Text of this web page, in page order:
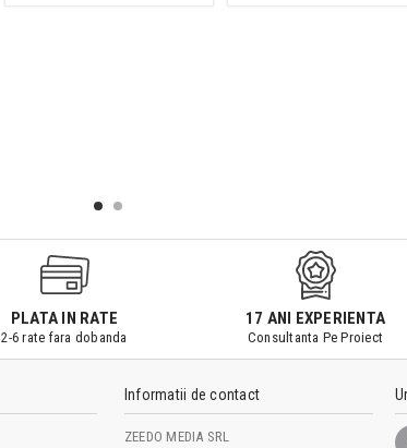
PLATA IN RATE
2-6 rate fara dobanda
17 ANI EXPERIENTA
Consultanta Pe Proiect
Informatii de contact
ZEEDO MEDIA SRL